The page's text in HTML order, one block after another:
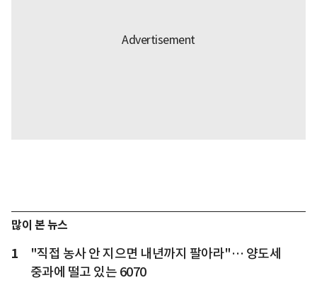
많이 본 뉴스
1
"직접 농사 안 지으면 내년까지 팔아라"… 양도세
중과에 떨고 있는 6070